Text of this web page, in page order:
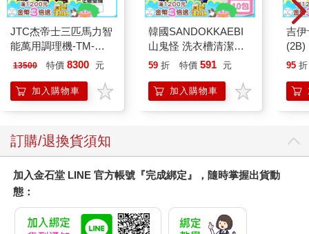
JTC杰帝士三匹馬力智
能萬用調理機-TM-
800-黑-公司貨(真正破
13500 特價 8300 元
加入購物車
韓國SANDOKKAEBI
山鬼怪 洗衣槽清潔劑
450公克-10包組
59 折 特價 591 元
加入購物車
吉
(2B)
95 折
訂購/退換貨須知
加入金石堂 LINE 官方帳號『完成綁定』，隨時掌握出貨動
態：